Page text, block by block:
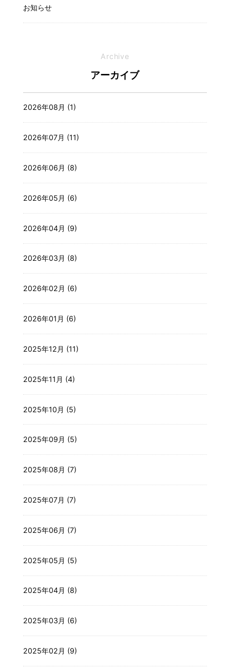
お知らせ
Archive
アーカイブ
2026年08月 (1)
2026年07月 (11)
2026年06月 (8)
2026年05月 (6)
2026年04月 (9)
2026年03月 (8)
2026年02月 (6)
2026年01月 (6)
2025年12月 (11)
2025年11月 (4)
2025年10月 (5)
2025年09月 (5)
2025年08月 (7)
2025年07月 (7)
2025年06月 (7)
2025年05月 (5)
2025年04月 (8)
2025年03月 (6)
2025年02月 (9)